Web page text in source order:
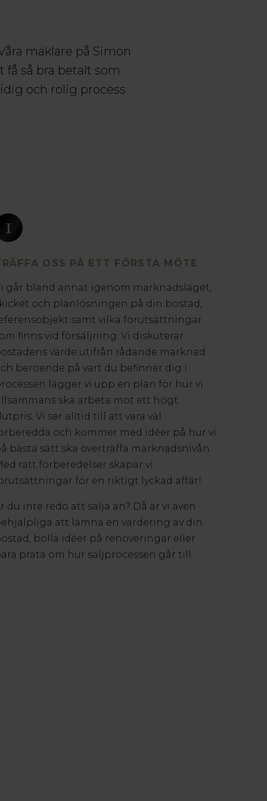
mäklare på Simon
så bra betalt som
och rolig process
1
OSS PÅ ETT FÖRSTA MÖTE
går bland annat igenom marknadsläget,
och planlösningen på din bostad,
samt vilka förutsättningar
finns vid försäljning. Vi diskuterar
värde utifrån rådande marknad
beroende på vart du befinner dig i
lägger vi upp en plan för hur vi
ska arbeta mot ett högt
Vi ser alltid till att vara väl
och kommer med idéer på hur vi
bästa sätt ska överträffa marknadsnivån.
rätt förberedelser skapar vi
för en riktigt lyckad affär!
du inte redo att sälja än? Då är vi även
att lämna en värdering av din
bolla idéer på renoveringar eller
prata om hur säljprocessen går till.